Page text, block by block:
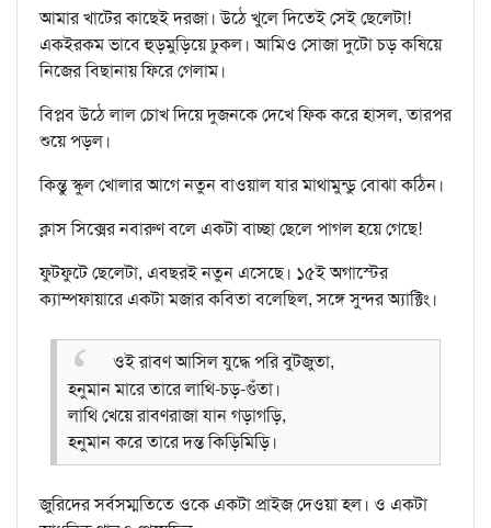
আমার খাটের কাছেই দরজা। উঠে খুলে দিতেই সেই ছেলেটা!
একইরকম ভাবে হুড়মুড়িয়ে ঢুকল। আমিও সোজা দুটো চড় কষিয়ে
নিজের বিছানায় ফিরে গেলাম।
বিপ্লব উঠে লাল চোখ দিয়ে দুজনকে দেখে ফিক করে হাসল, তারপর
শুয়ে পড়ল।
কিন্তু স্কুল খোলার আগে নতুন বাওয়াল যার মাথামুন্ডু বোঝা কঠিন।
ক্লাস সিক্সের নবারুণ বলে একটা বাচ্ছা ছেলে পাগল হয়ে গেছে!
ফুটফুটে ছেলেটা, এবছরই নতুন এসেছে। ১৫ই অগাস্টের
ক্যাম্পফায়ারে একটা মজার কবিতা বলেছিল, সঙ্গে সুন্দর অ্যাক্টিং।
ওই রাবণ আসিল যুদ্ধে পরি বুটজুতা,
হনুমান মারে তারে লাথি-চড়-গুঁতা।
লাথি খেয়ে রাবণরাজা যান গড়াগড়ি,
হনুমান করে তারে দন্ত কিড়িমিড়ি।
জুরিদের সর্বসম্মতিতে ওকে একটা প্রাইজ দেওয়া হল। ও একটা